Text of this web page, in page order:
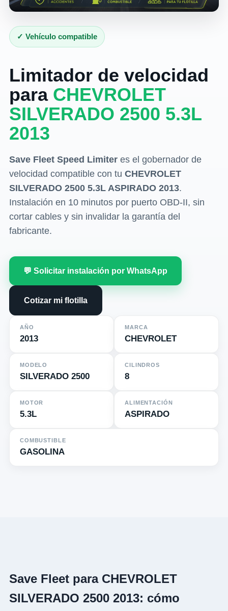
✓ Vehículo compatible
Limitador de velocidad
para CHEVROLET
SILVERADO 2500 5.3L
2013
Save Fleet Speed Limiteres el gobernador de
velocidad compatible con tu CHEVROLET
SILVERADO 2500 5.3L ASPIRADO 2013.
Instalación en 10 minutos por puerto OBD-II, sin
cortar cables y sin invalidar la garantía del
fabricante.
💬 Solicitar instalación por WhatsApp
Cotizar mi flotilla
AÑO
2013
MARCA
CHEVROLET
MODELO
SILVERADO 2500
CILINDROS
8
MOTOR
5.3L
ALIMENTACIÓN
ASPIRADO
COMBUSTIBLE
GASOLINA
Save Fleet para CHEVROLET
SILVERADO 2500 2013: cómo